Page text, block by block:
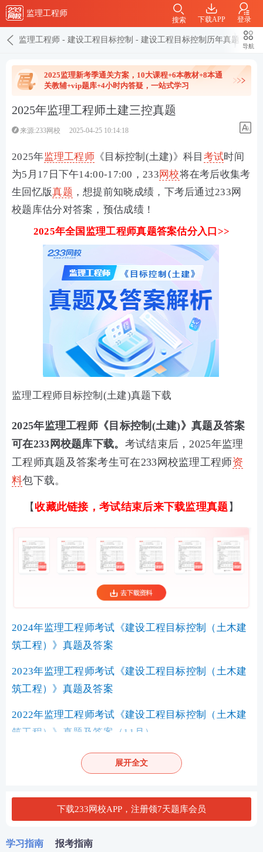
监理工程师
下载APP 登录
搜索
监理工程师 - 建设工程目标控制 - 建设工程目标控制历年真题
导航
2025监理新考季通关方案，10大课程+6本教材+8本通
关教辅+vip题库+4小时内答疑，一站式学习
2025年监理工程师土建三控真题
来源:233网校 2025-04-25 10:14:18
2025年监理工程师 《目标控制(土建)》科目 考试时间
为5月17日下午14:00-17:00，233网校将在考后收集考
生回忆版真题 ，想提前知晓成绩，下考后通过233网
校题库估分对答案，预估成绩！
2025年全国监理工程师真题答案估分入口>>
监理工程师目标控制(土建)真题下载
2025年监理工程师《目标控制(土建)》真题及答案
可在233网校题库下载。 考试结束后，2025年监理
工程师真题及答案考生可在233网校监理工程师资
料包下载。
【收藏此链接，考试结束后来下载监理真题 】
2024年监理工程师考试《建设工程目标控制（土木建
筑工程）》真题及答案
2023年监理工程师考试《建设工程目标控制（土木建
筑工程）》真题及答案
2022年监理工程师考试《建设工程目标控制（土木建
筑工程）》真题及答案（11月）
2022年5月监理工程师考试《建设工程目标控制（土
木建筑工程）》真题及答案
2021年监理工程师考试《建设工程目标控制（土木建
筑工程）》真题及答案
2020年监理工程师考试《建设工程目标控制（土木建
展开全文
下载233网校APP，注册领7天题库会员
学习指南 报考指南